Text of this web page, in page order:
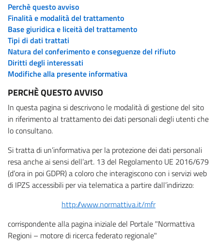
Perchè questo avviso
Finalità e modalità del trattamento
Base giuridica e liceità del trattamento
Tipi di dati trattati
Natura del conferimento e conseguenze del rifiuto
Diritti degli interessati
Modifiche alla presente informativa
PERCHÈ QUESTO AVVISO
In questa pagina si descrivono le modalità di gestione del sito
in riferimento al trattamento dei dati personali degli utenti che
lo consultano.
Si tratta di un’informativa per la protezione dei dati personali
resa anche ai sensi dell’art. 13 del Regolamento UE 2016/679
(d’ora in poi GDPR) a coloro che interagiscono con i servizi web
di IPZS accessibili per via telematica a partire dall’indirizzo:
http://www.normattiva.it/mfr
corrispondente alla pagina iniziale del Portale "Normattiva
Regioni – motore di ricerca federato regionale"